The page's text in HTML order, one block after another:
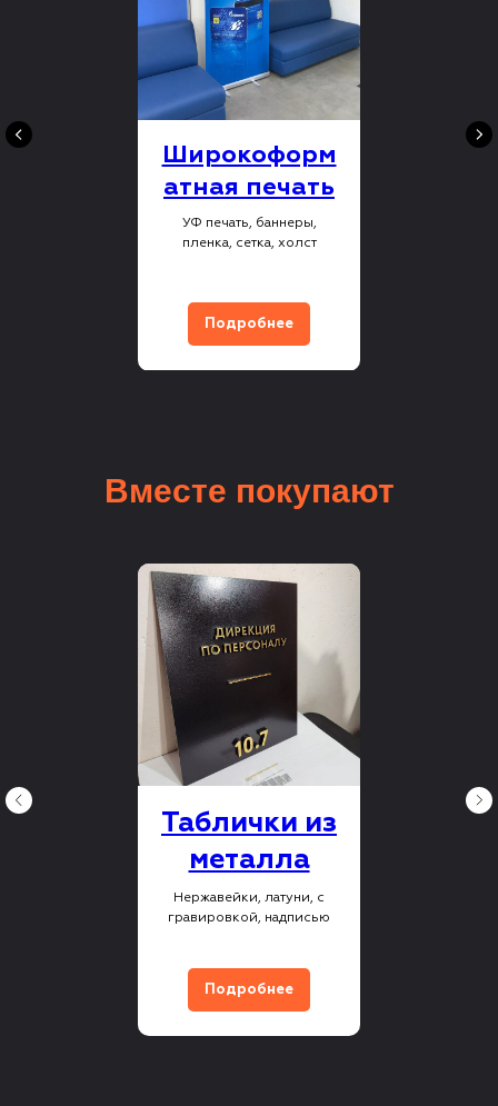
Широкоформ
атная печать
УФ печать, баннеры,
пленка, сетка, холст
Подробнее
Вместе покупают
Таблички из
металла
Нержавейки, латуни, с
гравировкой, надписью
Подробнее